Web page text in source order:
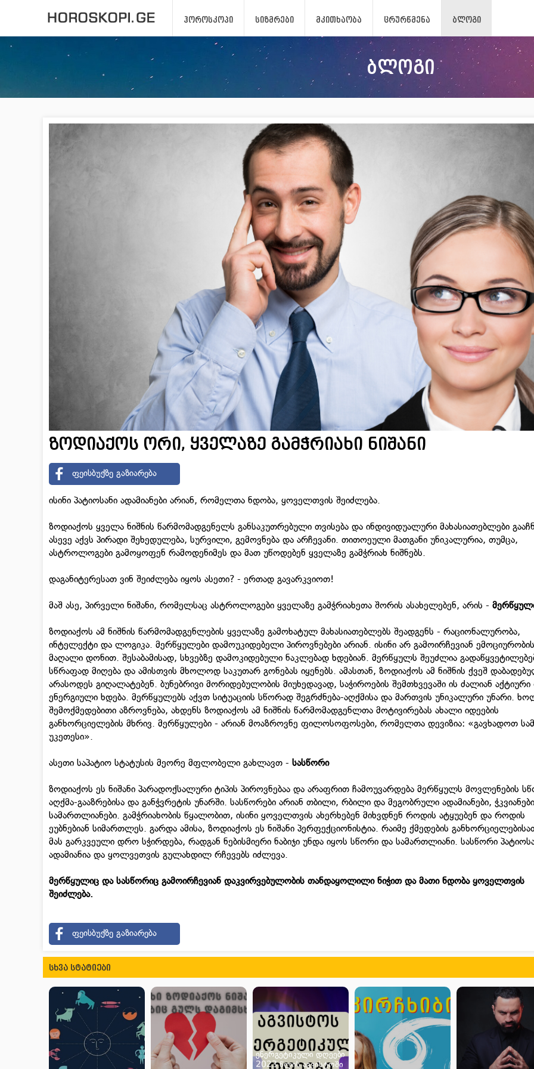
ᲰᲝᲠᲝᲡᲙᲝᲞᲘ ᲡᲘᲖᲛᲠᲔᲑᲘ ᲛᲙᲘᲗᲮᲐᲝᲑᲐ ᲪᲠᲣᲠᲬᲛᲔᲜᲐ ᲑᲚᲝᲒᲘ
ბლოგი
ზოდიაქოს ორი, ყველაზე გამჭრიახი ნიშანი
ფეისბუქზე გაზიარება
ისინი პატიოსანი ადამიანები არიან, რომელთა ნდობა, ყოველთვის შეიძლება.
ზოდიაქოს ყველა ნიშნის წარმომადგენელს განსაკუთრებული თვისება და ინდივიდუალური მახასიათებლები
ასევე აქვს პირადი შეხედულება, სურვილი, გემოვნება და არჩევანი. თითოეული მათგანი უნიკალურია, თუმცა,
ასტროლოგები გამოყოფენ რამოდენიმეს და მათ უწოდებენ ყველაზე გამჭრიახ ნიშნებს.
დაგანიტერესათ ვინ შეიძლება იყოს ასეთი? - ერთად გავარკვიოთ!
მაშ ასე, პირველი ნიშანი, რომელსაც ასტროლოგები ყველაზე გამჭრიახეთა შორის ასახელებენ, არის -
ზოდიაქოს ამ ნიშნის წარმომადგენლების ყველაზე გამოხატულ მახასიათებლებს შეადგენს - რაციონალურობა,
ინტელექტი და ლოგიკა. მერწყულები დამოუკიდებელი პიროვნებები არიან. ისინი არ გამოირჩევიან ემოციურობის
მაღალი დონით. შესაბამისად, სხვებზე დამოკიდებული ნაკლებად ხდებიან. მერწყულს შეუძლია
სწრაფად მიღება და ამისთვის მხოლოდ საკუთარ გონებას იყენებს. ამასთან, ზოდიაქოს ამ ნიშნის ქვეშ
არასოდეს გიღალატებენ. ბუნებრივი მორიდებულობის მიუხედავად, საჭიროების შემთხვევაში ის ძალიან აქტიური
ენერგიული ხდება. მერწყულებს აქვთ სიტუაციის სწორად შეგრძნება-აღქმისა და მართვის უნიკალური უნარი.
შემოქმედებითი აზროვნება, ახდენს ზოდიაქოს ამ ნიშნის წარმომადგენლთა მოტივირებას ახალი იდეების
განხორციელების მხრივ. მერწყულები - არიან მოაზროვნე ფილოსოფოსები, რომელთა დევიზია: «გავხადოთ
უკეთესი».
ასეთი საპატიო სტატუსის მეორე მფლობელი გახლავთ - სასწორი
ზოდიაქოს ეს ნიშანი პარადოქსალური ტიპის პიროვნებაა და არაფრით ჩამოუვარდება მერწყულს მოვლენების
აღქმა-გააზრებისა და განჭვრეტის უნარში. სასწორები არიან თბილი, რბილი და მეგობრული ადამიანები,
სამართლიანები. გამჭრიახობის წყალობით, ისინი ყოველთვის ახერხებენ მიხვდნენ როდის ატყუებენ და როდის
ეუბნებიან სიმართლეს. გარდა ამისა, ზოდიაქოს ეს ნიშანი პერფექციონისტია. რაიმე ქმედების
მას გარკვეული დრო სჭირდება, რადგან ნებისმიერი ნაბიჯი უნდა იყოს სწორი და სამართლიანი. სასწორი
ადამიანია და ყოლვეთვის გულახდილ რჩევებს იძლევა.
მერწყულიც და სასწორიც გამოირჩევიან დაკვირვებულობის თანდაყოლილი ნიჭით და მათი ნდობა ყოველთვის
შეიძლება.
ფეისბუქზე გაზიარება
სხვა სტატიები
ენერგეტიკული დღეები
2023 წლის აგვისტოში